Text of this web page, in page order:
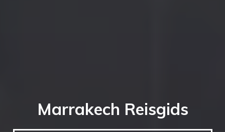
Marrakech Reisgids